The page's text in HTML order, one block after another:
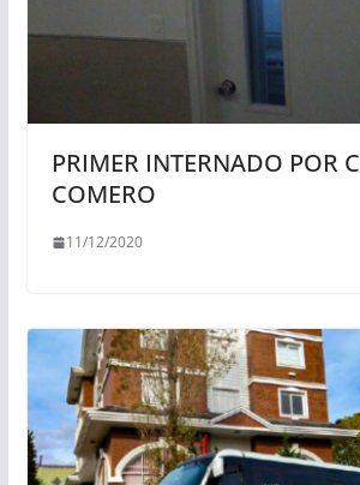
PRIMER INTERNADO POR
COMERO
11/12/2020